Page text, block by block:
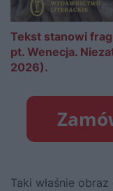
Tekst stanowi
pt. Wenecja.
2026).
Taki właśnie